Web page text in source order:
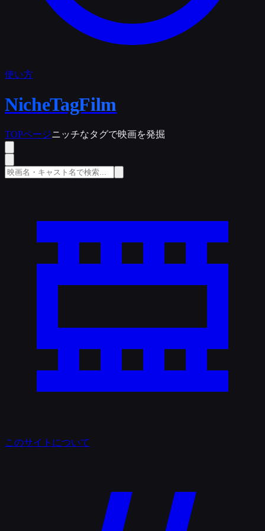
使い方
NicheTagFilm
TOPページニッチなタグで映画を発掘
このサイトについて